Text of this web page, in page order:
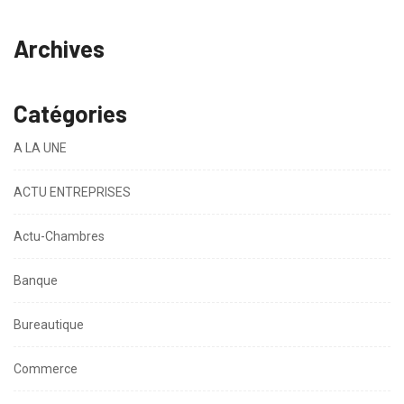
Archives
Catégories
A LA UNE
ACTU ENTREPRISES
Actu-Chambres
Banque
Bureautique
Commerce